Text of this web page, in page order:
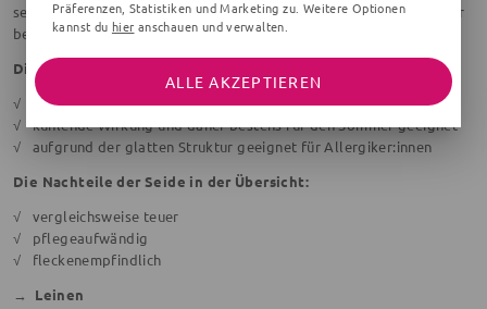
selten vollständig entfernt werden können. Seide eignet sich daher
beispielsweise nicht für Baby-Unterwäsche.
Die Vorteile der Seide in der Übersicht:
√ Naturmaterial
√ kühlende Wirkung und daher bestens für den Sommer geeignet
√ aufgrund der glatten Struktur geeignet für Allergiker:innen
Die Nachteile der Seide in der Übersicht:
√ vergleichsweise teuer
√ pflegeaufwändig
√ fleckenempfindlich
→ Leinen
Präferenzen, Statistiken und Marketing zu. Weitere Optionen
kannst du hier anschauen und verwalten.
ALLE AKZEPTIEREN